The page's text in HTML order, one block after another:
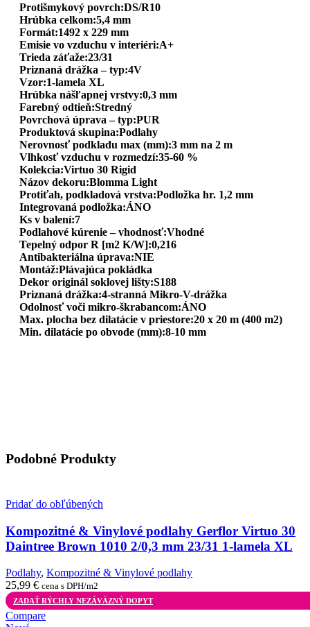
Protišmykový povrch:DS/R10
Hrúbka celkom:5,4 mm
Formát:1492 x 229 mm
Emisie vo vzduchu v interiéri:A+
Trieda záťaže:23/31
Priznaná drážka – typ:4V
Vzor:1-lamela XL
Hrúbka nášľapnej vrstvy:0,3 mm
Farebný odtieň:Stredný
Povrchová úprava – typ:PUR
Produktová skupina:Podlahy
Nerovnosť podkladu max (mm):3 mm na 2 m
Vlhkosť vzduchu v rozmedzí:35-60 %
Kolekcia:Virtuo 30 Rigid
Názov dekoru:Blomma Light
Protiťah, podkladová vrstva:Podložka hr. 1,2 mm
Integrovaná podložka:ÁNO
Ks v balení:7
Podlahové kúrenie – vhodnosť:Vhodné
Tepelný odpor R [m2 K/W]:0,216
Antibakteriálna úprava:NIE
Montáž:Plávajúca pokládka
Dekor originál soklovej lišty:S188
Priznaná drážka:4-stranná Mikro-V-drážka
Odolnosť voči mikro-škrabancom:ÁNO
Max. plocha bez dilatácie v priestore:20 x 20 m (400 m2)
Min. dilatácie po obvode (mm):8-10 mm
Podobné Produkty
Pridať do obľúbených
Kompozitné & Vinylové podlahy Gerflor Virtuo 30
Daintree Brown 1010 2/0,3 mm 23/31 1-lamela XL
Podlahy, Kompozitné & Vinylové podlahy
25,99 € cena s DPH/m2
ZADAŤ RÝCHLY NEZÁVÄZNÝ DOPYT
Compare